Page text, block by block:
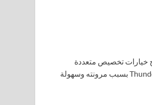
خيارات تخصيص متعددة
وميزات واضحة مثل الفلاتر والبحث المتقدم. يعتمد الكثير من المستخدمين على Thunderbird بسبب مرونته وسهولة